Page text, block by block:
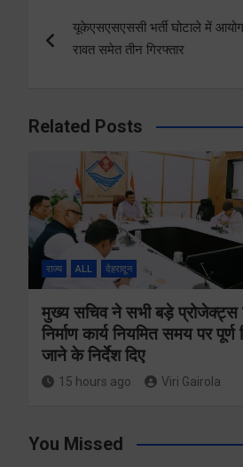
navigation
यूकेएसएसएससी भर्ती घोटाले में
रावत समेत तीन गिरफ्तार
Related Posts
राज्य ALL देहरादून
मुख्य सचिव ने सभी बड़े प्रोजेक्ट्स
निर्माण कार्य नियमित समय पर पूर्ण
जाने के निर्देश दिए
15 hours ago Viri Gairola
You Missed